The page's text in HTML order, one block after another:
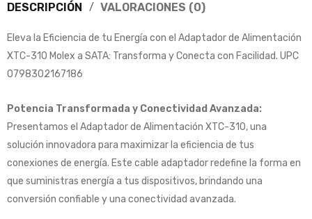
DESCRIPCIÓN VALORACIONES (0)
Eleva la Eficiencia de tu Energía con el Adaptador de Alimentación
XTC-310 Molex a SATA: Transforma y Conecta con Facilidad. UPC
0798302167186
Potencia Transformada y Conectividad Avanzada:
Presentamos el Adaptador de Alimentación XTC-310, una
solución innovadora para maximizar la eficiencia de tus
conexiones de energía. Este cable adaptador redefine la forma en
que suministras energía a tus dispositivos, brindando una
conversión confiable y una conectividad avanzada.